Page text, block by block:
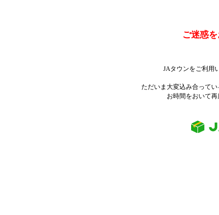
ご迷惑
JAタウンをご利用
ただいま大変込み合って
お時間をおいて